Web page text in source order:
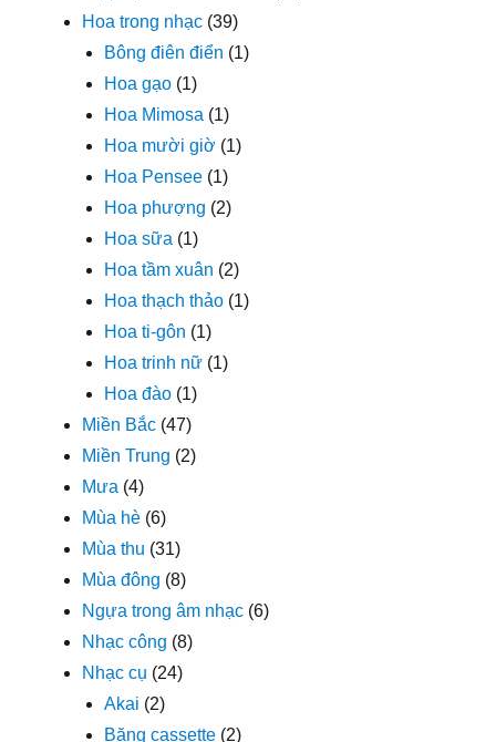
Hoa trong nhạc (39)
Bông điên điển (1)
Hoa gạo (1)
Hoa Mimosa (1)
Hoa mười giờ (1)
Hoa Pensee (1)
Hoa phượng (2)
Hoa sữa (1)
Hoa tầm xuân (2)
Hoa thạch thảo (1)
Hoa ti-gôn (1)
Hoa trinh nữ (1)
Hoa đào (1)
Miền Bắc (47)
Miền Trung (2)
Mưa (4)
Mùa hè (6)
Mùa thu (31)
Mùa đông (8)
Ngựa trong âm nhạc (6)
Nhạc công (8)
Nhạc cụ (24)
Akai (2)
Băng cassette (2)